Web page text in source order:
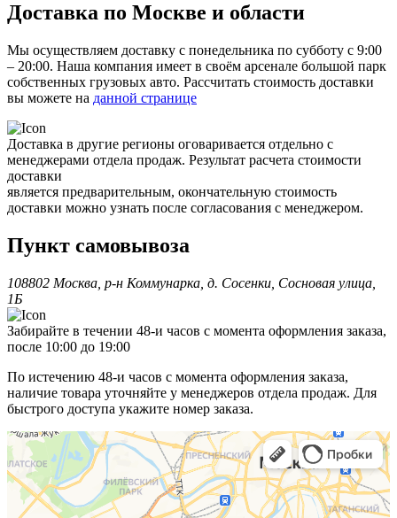
Доставка по Москве и области
Мы осуществляем доставку с понедельника по субботу с 9:00
– 20:00. Наша компания имеет в своём арсенале большой парк
собственных грузовых авто. Рассчитать стоимость доставки
вы можете на данной странице
Доставка в другие регионы оговаривается отдельно с
менеджерами отдела продаж. Результат расчета стоимости
доставки
является предварительным, окончательную стоимость
доставки можно узнать после согласования с менеджером.
Пункт самовывоза
108802 Москва, р-н Коммунарка, д. Сосенки, Сосновая улица,
1Б
Забирайте в течении 48-и часов с момента оформления заказа,
после 10:00 до 19:00
По истечению 48-и часов с момента оформления заказа,
наличие товара уточняйте у менеджеров отдела продаж. Для
быстрого доступа укажите номер заказа.